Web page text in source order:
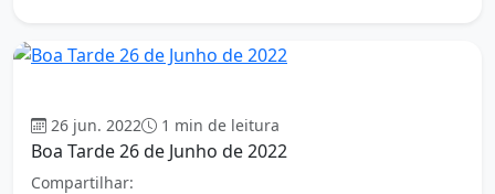
26 jun. 2022 1 min de leitura
Boa Tarde 26 de Junho de 2022
Compartilhar: